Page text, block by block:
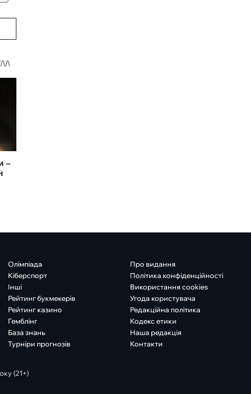
Олімпіада
Кіберспорт
Інші
Рейтинг букмекерів
Рейтинг казино
Гемблінг
База знань
Турніри прогнозів
Про видання
Політика конфіденційності
Використання cookies
Угода користувача
Редакційна політика
Кодекс етики
Наша редакція
Контакти
(21+)